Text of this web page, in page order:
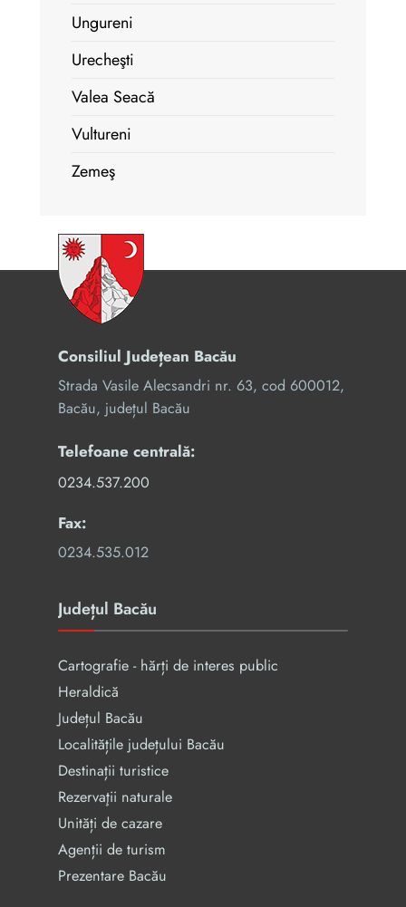
Ungureni
Urecheşti
Valea Seacă
Vultureni
Zemeş
Consiliul Județean Bacău
Strada Vasile Alecsandri nr. 63, cod 600012,
Bacău, județul Bacău
Telefoane centrală:
0234.537.200
Fax:
0234.535.012
Județul Bacău
Cartografie - hărți de interes public
Heraldică
Județul Bacău
Localitățile județului Bacău
Destinații turistice
Rezervaţii naturale
Unități de cazare
Agenții de turism
Prezentare Bacău